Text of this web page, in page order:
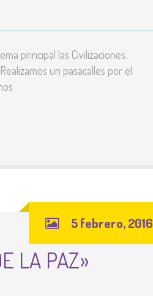
principal las Civilizaciones.
un pasacalles por el
5 febrero, 2016
LA PAZ»